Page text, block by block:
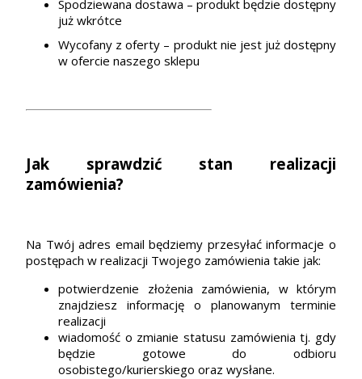
Spodziewana dostawa – produkt będzie dostępny
już wkrótce
Wycofany z oferty – produkt nie jest już dostępny
w ofercie naszego sklepu
Jak sprawdzić stan realizacji
zamówienia?
Na Twój adres email będziemy przesyłać informacje o
postępach w realizacji Twojego zamówienia takie jak:
potwierdzenie złożenia zamówienia, w którym
znajdziesz informację o planowanym terminie
realizacji
wiadomość o zmianie statusu zamówienia tj. gdy
będzie gotowe do odbioru
osobistego/kurierskiego oraz wysłane.